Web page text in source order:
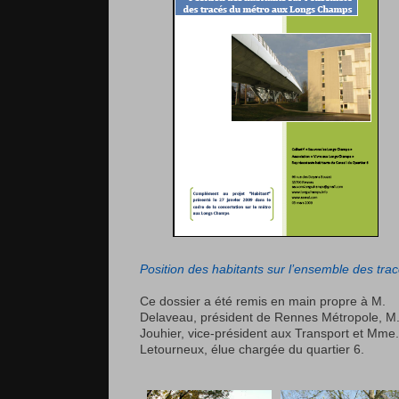
Position des habitants sur l’ensemble des
Ce dossier a été remis en main propre à M.
Delaveau, président de Rennes Métropole, M.
Jouhier, vice-président aux Transport et Mme.
Letourneux, élue chargée du quartier 6.